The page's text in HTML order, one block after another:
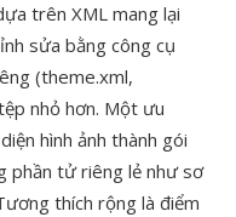
trên XML mang lại
sửa bằng công cụ
(theme.xml,
nhỏ hơn. Một ưu
hình ảnh thành gói
phần tử riêng lẻ như sơ
thích rộng là điểm